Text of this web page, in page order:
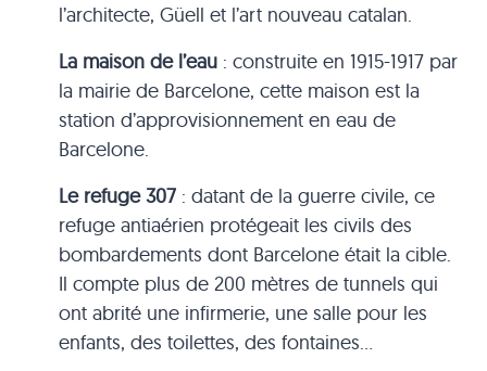
l’architecte, Güell et l’art nouveau catalan.
La maison de l’eau : construite en 1915-1917 par
la mairie de Barcelone, cette maison est la
station d’approvisionnement en eau de
Barcelone.
Le refuge 307 : datant de la guerre civile, ce
refuge antiaérien protégeait les civils des
bombardements dont Barcelone était la cible.
Il compte plus de 200 mètres de tunnels qui
ont abrité une infirmerie, une salle pour les
enfants, des toilettes, des fontaines…